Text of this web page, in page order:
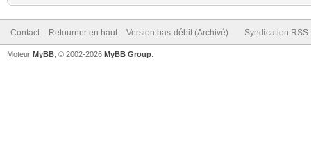
Contact Retourner en haut Version bas-débit (Archivé) Syndication RSS
Moteur MyBB , © 2002-2026 MyBB Group